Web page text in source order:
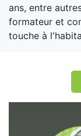
ans, entre
formateur et
touche à